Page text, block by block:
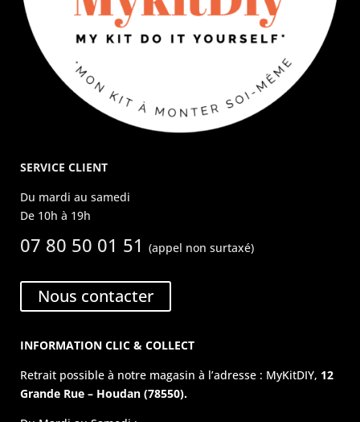
SERVICE CLIENT
Du mardi au samedi
De 10h à 19h
07 80 50 01 51(appel non surtaxé)
Nous contacter
INFORMATION CLIC & COLLECT
Retrait possible à notre magasin à l’adresse : MyKitDIY, 12
Grande Rue – Houdan (78550).